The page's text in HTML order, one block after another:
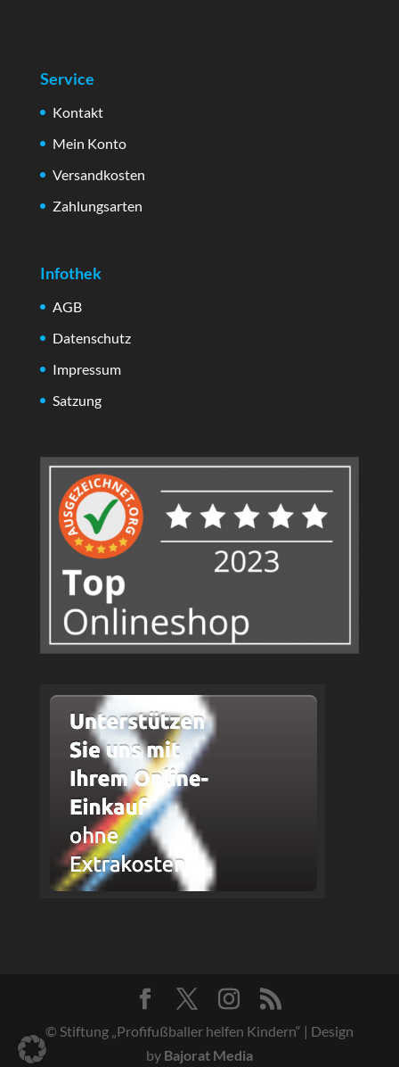
Service
Kontakt
Mein Konto
Versandkosten
Zahlungsarten
Infothek
AGB
Datenschutz
Impressum
Satzung
© Stiftung „Profifußballer helfen Kindern“ | Design
by Bajorat Media